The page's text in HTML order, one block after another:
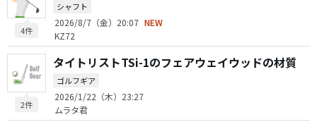
4件
シャフト
2026/8/7（金）20:07 NEW
KZ72
2件
タイトリストTSi-1のフェアウェイウッドの材質
ゴルフギア
2026/1/22（木）23:27
ムラタ君